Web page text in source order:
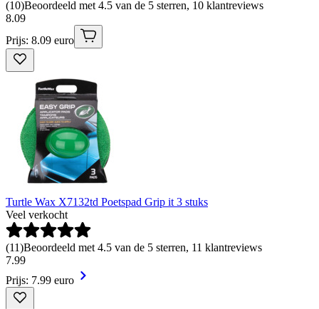
(10)Beoordeeld met 4.5 van de 5 sterren, 10 klantreviews
8.09
Prijs: 8.09 euro
Turtle Wax X7132td Poetspad Grip it 3 stuks
Veel verkocht
(11)Beoordeeld met 4.5 van de 5 sterren, 11 klantreviews
7.99
Prijs: 7.99 euro